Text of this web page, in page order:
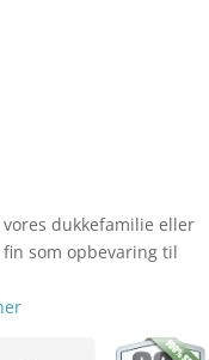
prisdukkefamilie eller
som opbevaring til